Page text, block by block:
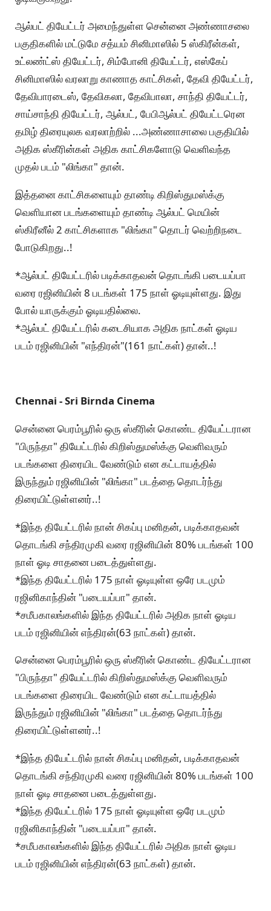
ஆல்பட் தியேட்டர் அமைந்துள்ள சென்னை அண்ணாசலை
பகுதிகளில் மட்டுமே சத்யம் சினிமாஸில் 5 ஸ்கிரீன்கள்,
உட்லண்ட்ஸ் தியேட்டர், சிம்போனி தியேட்டர், எஸ்கேப்
சினிமாஸில் வரலாறு காணாத காட்சிகள், தேவி தியேட்டர்,
தேவிபாரடைஸ், தேவிகலா, தேவிபாலா, சாந்தி தியேட்டர்,
சாய்சாந்தி தியேட்டர், ஆல்பட், பேபிஆல்பட் தியேட்டரென
தமிழ் திரையுலக வரலாற்றில் ...அண்ணாசாலை பகுதியில்
அதிக ஸ்கீரின்கள் அதிக காட்சிகளோடு வெளிவந்த
முதல் படம் "லிங்கா" தான்.
இத்தனை காட்சிகளையும் தாண்டி கிறிஸ்துமஸ்க்கு
வெளியான படங்களையும் தாண்டி ஆல்பட் மெயின்
ஸ்கிரீனீல் 2 காட்சிகளாக "லிங்கா" தொடர் வெற்றிநடை
போடுகிறது..!
*ஆல்பட் தியேட்டரில் படிக்காதவன் தொடங்கி படையப்பா
வரை ரஜினியின் 8 படங்கள் 175 நாள் ஓடியுள்ளது. இது
போல் யாருக்கும் ஓடியதில்லை.
*ஆல்பட் தியேட்டரில் கடைசியாக அதிக நாட்கள் ஓடிய
படம் ரஜினியின் "எந்திரன்"(161 நாட்கள்) தான்..!
Chennai - Sri Birnda Cinema
சென்னை பெரம்பூரில் ஒரு ஸ்கீரின் கொண்ட தியேட்டரான
"பிருந்தா" தியேட்டரில் கிறிஸ்துமஸ்க்கு வெளிவரும்
படங்களை திரையிட வேண்டும் என கட்டாயத்தில்
இருந்தும் ரஜினியின் "லிங்கா" படத்தை தொடர்ந்து
திரையிட்டுள்ளனர்..!
*இந்த தியேட்டரில் நான் சிகப்பு மனிதன், படிக்காதவன்
தொடங்கி சந்திரமுகி வரை ரஜினியின் 80% படங்கள் 100
நாள் ஓடி சாதனை படைத்துள்ளது.
*இந்த தியேட்டரில் 175 நாள் ஓடியுள்ள ஒரே படமும்
ரஜினிகாந்தின் "படையப்பா" தான்.
*சமீபகாலங்களில் இந்த தியேட்டரில் அதிக நாள் ஓடிய
படம் ரஜினியின் எந்திரன்(63 நாட்கள்) தான்.
சென்னை பெரம்பூரில் ஒரு ஸ்கீரின் கொண்ட தியேட்டரான
"பிருந்தா" தியேட்டரில் கிறிஸ்துமஸ்க்கு வெளிவரும்
படங்களை திரையிட வேண்டும் என கட்டாயத்தில்
இருந்தும் ரஜினியின் "லிங்கா" படத்தை தொடர்ந்து
திரையிட்டுள்ளனர்..!
*இந்த தியேட்டரில் நான் சிகப்பு மனிதன், படிக்காதவன்
தொடங்கி சந்திரமுகி வரை ரஜினியின் 80% படங்கள் 100
நாள் ஓடி சாதனை படைத்துள்ளது.
*இந்த தியேட்டரில் 175 நாள் ஓடியுள்ள ஒரே படமும்
ரஜினிகாந்தின் "படையப்பா" தான்.
*சமீபகாலங்களில் இந்த தியேட்டரில் அதிக நாள் ஓடிய
படம் ரஜினியின் எந்திரன்(63 நாட்கள்) தான்.